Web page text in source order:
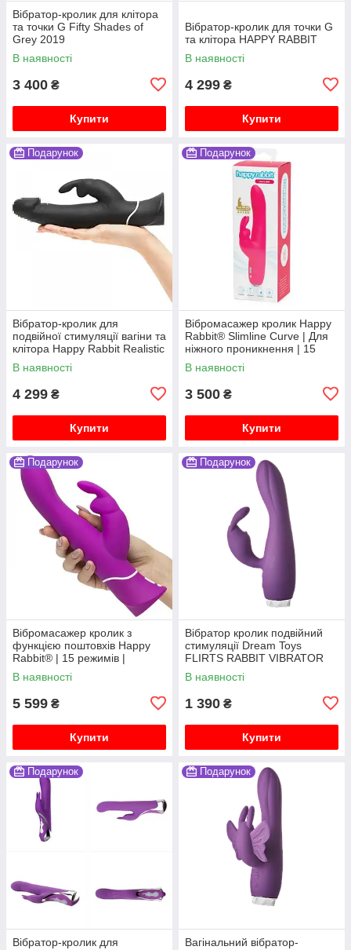
Вібратор-кролик для клітора
та точки G Fifty Shades of
Grey 2019
В наявності
3 400 ₴
Купити
Вібратор-кролик для точки G
та клітора HAPPY RABBIT
В наявності
4 299 ₴
Купити
Подарунок
Вібратор-кролик для
подвійної стимуляції вагіни та
клітора Happy Rabbit Realistic
В наявності
4 299 ₴
Купити
Подарунок
Вібромасажер кролик Happy
Rabbit® Slimline Curve | Для
ніжного проникнення | 15
режимів
В наявності
3 500 ₴
Купити
Подарунок
Вібромасажер кролик з
функцією поштовхів Happy
Rabbit® | 15 режимів |
Водонепроникний
В наявності
5 599 ₴
Купити
Подарунок
Вібратор кролик подвійний
стимуляції Dream Toys
FLIRTS RABBIT VIBRATOR
PURPLE
В наявності
1 390 ₴
Купити
Подарунок
Вібратор-кролик для
Подарунок
Вагінальний вібратор-